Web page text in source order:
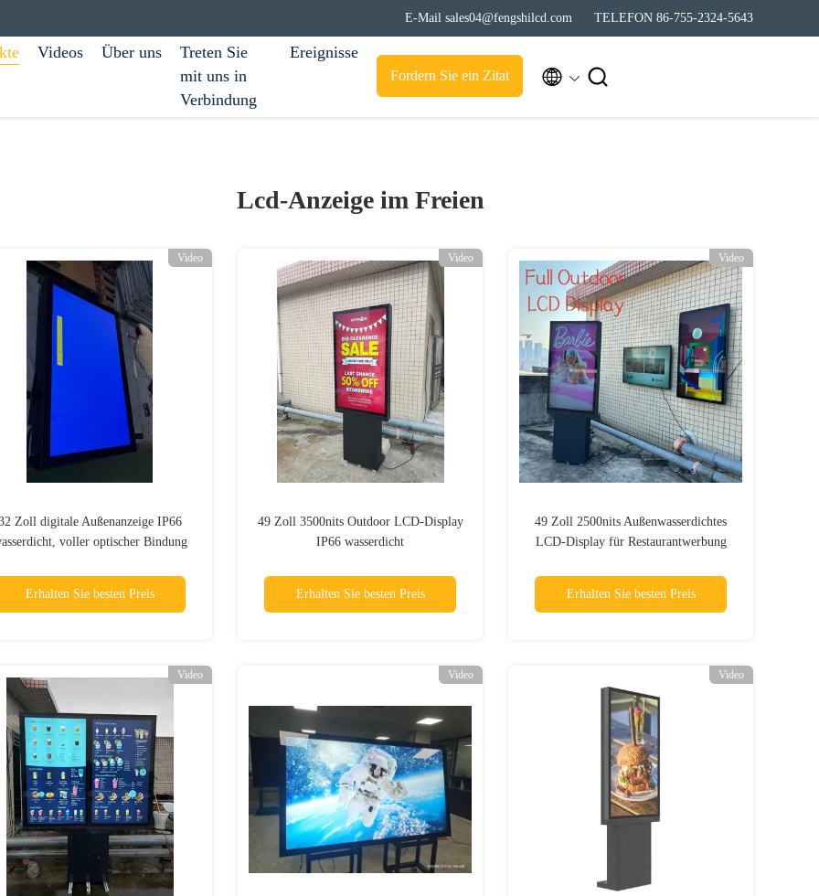
E-Mail sales04@fengshilcd.com TELEFON 86-755-2324-5643
Videos Über uns
Treten Sie
mit uns in
Verbindung
Ereignisse
Fordern Sie ein Zitat  
Lcd-Anzeige im Freien
Video
Zoll digitale Außenanzeige IP66
voller optischer Bindung
Erhalten Sie besten Preis
Video
49 Zoll 3500nits Outdoor LCD-Display
IP66 wasserdicht
Erhalten Sie besten Preis
Video
49 Zoll 2500nits Außenwasserdichtes
LCD-Display für Restaurantwerbung
Erhalten Sie besten Preis
Video Video Video